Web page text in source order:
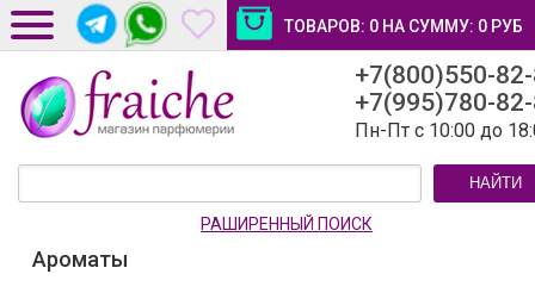
ТОВАРОВ: 0 НА СУММУ: 0 РУБ
ДОСТАВКА И ОПЛАТА
НОВОСТИ И СТАТЬИ
+7(800)550-
+7(995)780-
Пн-Пт с 10:00 до
НАЙТИ
РАШИРЕННЫЙ ПОИСК
Ароматы